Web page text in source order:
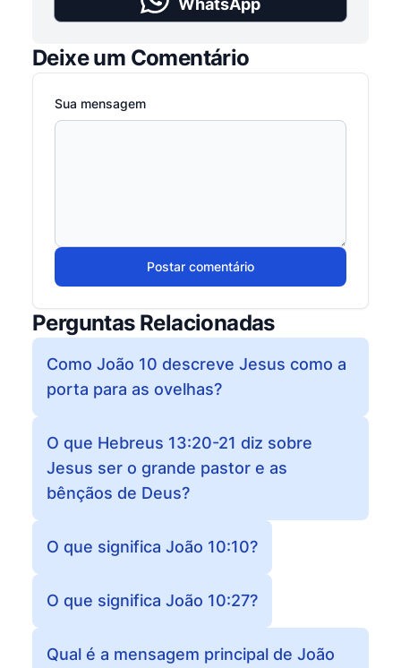
WhatsApp
Deixe um Comentário
Sua mensagem
Postar comentário
Perguntas Relacionadas
Como João 10 descreve Jesus como a
porta para as ovelhas?
O que Hebreus 13:20-21 diz sobre
Jesus ser o grande pastor e as
bênçãos de Deus?
O que significa João 10:10?
O que significa João 10:27?
Qual é a mensagem principal de João